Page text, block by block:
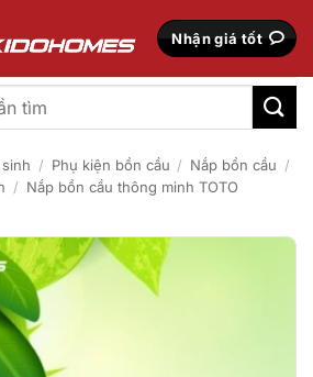
Nhận giá tốt
/ Phụ kiện bồn cầu / Nắp bồn cầu /
/ Nắp bồn cầu thông minh TOTO